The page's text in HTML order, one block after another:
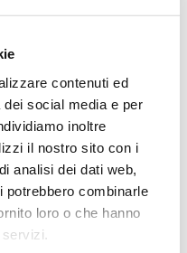
contenuti ed
social media e per
inoltre
il nostro sito con i
analisi dei dati web,
potrebbero combinarle
loro o che hanno
/ Human
necessità